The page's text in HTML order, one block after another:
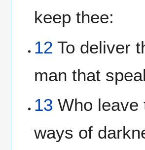
keep thee:
12 To deliver
man that
13 Who leave
ways of